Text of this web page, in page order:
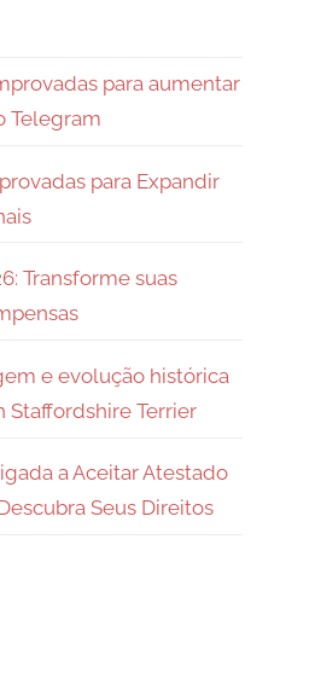
para aumentar
Telegram
para Expandir
Transforme suas
e evolução histórica
Staffordshire Terrier
a Aceitar Atestado
Seus Direitos